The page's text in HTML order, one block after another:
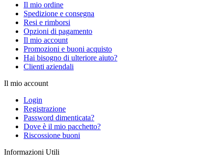
Il mio ordine
Spedizione e consegna
Resi e rimborsi
Opzioni di pagamento
Il mio account
Promozioni e buoni acquisto
Hai bisogno di ulteriore aiuto?
Clienti aziendali
Il mio account
Login
Registrazione
Password dimenticata?
Dove è il mio pacchetto?
Riscossione buoni
Informazioni Utili